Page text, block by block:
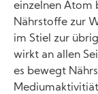
einzelnen Atom
Nährstoffe zur
im Stiel zur
wirkt an allen
es bewegt